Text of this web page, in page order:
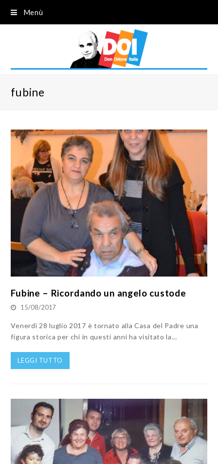
Menù
fubine
Fubine – Ricordando un angelo custode
15/08/2017
Venerdì 28 luglio 2017 è tornato alla Casa del Padre una
figura storica per chi in questi anni ha visitato la…
LEGGI TUTTO